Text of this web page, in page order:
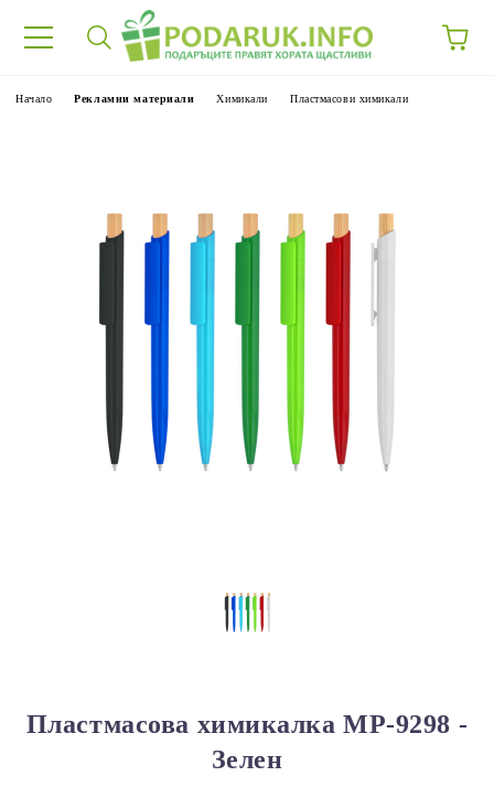
Начало Рекламни материали Химикали Пластмасови химикали
Пластмасова химикалка MP-9298 -
Зелен